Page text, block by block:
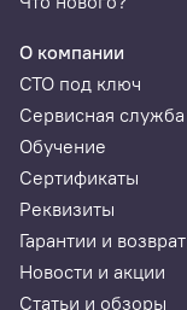
О компании
СТО под ключ
Сервисная служба
Обучение
Сертификаты
Реквизиты
Гарантии и возврат
Новости и акции
Статьи и обзоры